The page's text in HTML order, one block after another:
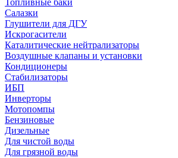
Топливные баки
Салазки
Глушители для ДГУ
Искрогасители
Каталитические нейтрализаторы
Воздушные клапаны и установки
Кондиционеры
Стабилизаторы
ИБП
Инверторы
Мотопомпы
Бензиновые
Дизельные
Для чистой воды
Для грязной воды